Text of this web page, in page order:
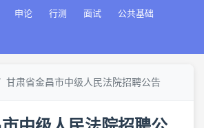
申论 行测 面试 公共基础
甘肃省金昌市中级人民法院招聘公告